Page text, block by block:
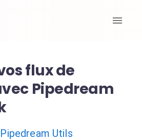
flux de
Pipedream
Pipedream Utils